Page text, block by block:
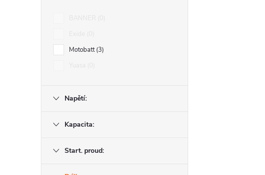
Motobatt 3
Napětí:
Kapacita:
Start. proud: